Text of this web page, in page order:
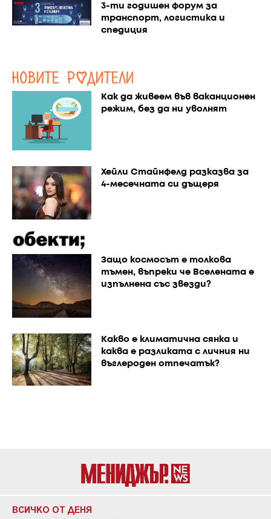
3-ти годишен форум за
транспорт, логистика и
спедиция
Как да живеем във ваканционен
режим, без да ни уволнят
Хейли Стайнфелд разказва за
4-месечната си дъщеря
Защо космосът е толкова
тъмен, въпреки че Вселената е
изпълнена със звезди?
Каквo е климатична сянка и
каква е разликата с личния ни
въглероден отпечатък?
ВСИЧКО ОТ ДЕНЯ